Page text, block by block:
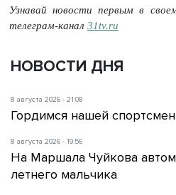
Узнавай новости первым в
телеграм-канал 31tv.ru
НОВОСТИ ДНЯ
8 августа 2026 - 21:08
Гордимся нашей
8 августа 2026 - 19:56
На Маршала Чуйкова
летнего мальчика